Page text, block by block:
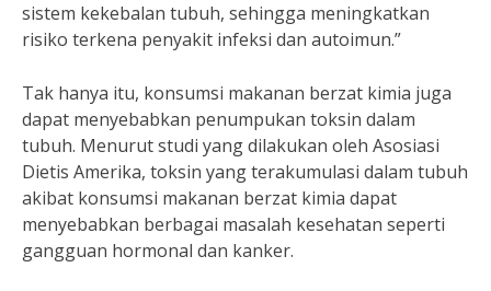
sistem kekebalan tubuh, sehingga meningkatkan
risiko terkena penyakit infeksi dan autoimun.”
Tak hanya itu, konsumsi makanan berzat kimia juga
dapat menyebabkan penumpukan toksin dalam
tubuh. Menurut studi yang dilakukan oleh Asosiasi
Dietis Amerika, toksin yang terakumulasi dalam tubuh
akibat konsumsi makanan berzat kimia dapat
menyebabkan berbagai masalah kesehatan seperti
gangguan hormonal dan kanker.